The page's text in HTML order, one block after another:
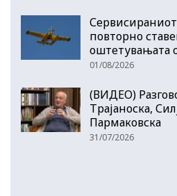
повторно
оштетувањата
01/08/2026
(ВИДЕО)
Трајаноска,
Пармаковска
31/07/2026